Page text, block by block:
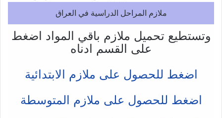
ملازم المراحل الدراسية في العراق
وتستطيع تحميل ملازم باقي المواد اضغط
على القسم ادناه
اضغط للحصول على ملازم الابتدائية
اضغط للحصول على ملازم المتوسطة